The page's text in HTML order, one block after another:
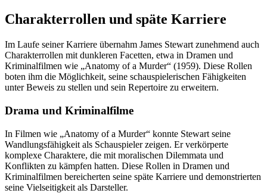
Charakterrollen und späte Karriere
Im Laufe seiner Karriere übernahm James Stewart zunehmend auch
Charakterrollen mit dunkleren Facetten, etwa in Dramen und
Kriminalfilmen wie „Anatomy of a Murder“ (1959). Diese Rollen
boten ihm die Möglichkeit, seine schauspielerischen Fähigkeiten
unter Beweis zu stellen und sein Repertoire zu erweitern.
Drama und Kriminalfilme
In Filmen wie „Anatomy of a Murder“ konnte Stewart seine
Wandlungsfähigkeit als Schauspieler zeigen. Er verkörperte
komplexe Charaktere, die mit moralischen Dilemmata und
Konflikten zu kämpfen hatten. Diese Rollen in Dramen und
Kriminalfilmen bereicherten seine späte Karriere und demonstrierten
seine Vielseitigkeit als Darsteller.